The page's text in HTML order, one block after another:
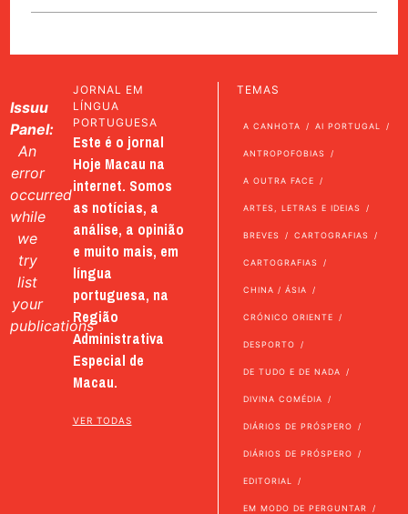
Issuu
Panel:
An
error
occurred
while
we
try
list
your
publications
JORNAL EM
LÍNGUA
PORTUGUESA
Este é o jornal
Hoje Macau na
internet. Somos
as notícias, a
análise, a opinião
e muito mais, em
língua
portuguesa, na
Região
Administrativa
Especial de
Macau.
VER TODAS
TEMAS
A CANHOTA AI PORTUGAL
ANTROPOFOBIAS
A OUTRA FACE
ARTES, LETRAS E IDEIAS
BREVES CARTOGRAFIAS
CARTOGRAFIAS
CHINA / ÁSIA
CRÓNICO ORIENTE
DESPORTO
DE TUDO E DE NADA
DIVINA COMÉDIA
DIÁRIOS DE PRÓSPERO
DIÁRIOS DE PRÓSPERO
EDITORIAL
EM MODO DE PERGUNTAR